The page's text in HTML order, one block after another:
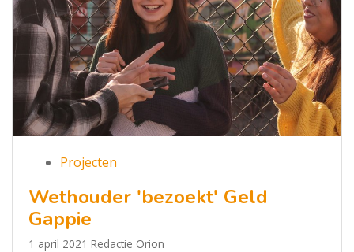
Projecten
Wethouder 'bezoekt' Geld
Gappie
1 april 2021 Redactie Orion